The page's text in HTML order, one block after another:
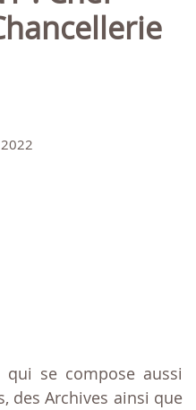
qui se compose aussi
des Archives ainsi que